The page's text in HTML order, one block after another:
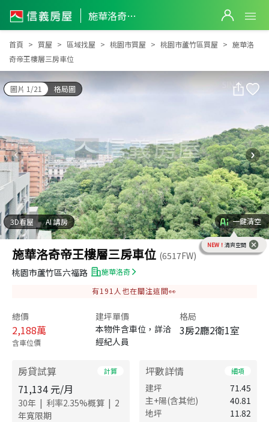
施華洛奇帝王樓層三房車位
施華洛奇帝王樓層三房車位
首頁 買屋 區域找屋 桃園市買屋 桃園市蘆竹區買屋
施華洛
奇帝王樓層三房車位
圖片 1/21 格局圖
3D看屋 AI 講房 一鍵清空
NEW！ 清爽空間
施華洛奇帝王樓層三房車位 (6517FW)
桃園市蘆竹區六福路
施華洛奇
有191 人也在關注這間👀
總價
2,188萬
含車位價
建坪單價
本物件含車位，詳洽
經紀人員
格局
3房2廳2衛1室
房貸試算 計算
71,134 元/月
30年 | 利率2.35%概算 | 2
年寬限期
坪數詳情 細項
建坪
71.45
主+陽(含其他)
40.81
地坪
11.82